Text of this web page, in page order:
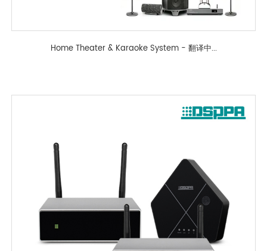
Home Theater & Karaoke System - 翻译中...